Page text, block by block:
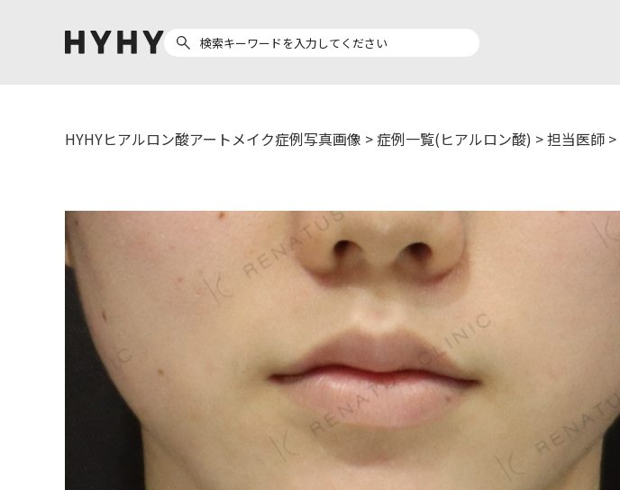
医療脱毛症例一覧
アートメイク症例一覧
クリニック一覧
医師一覧
担当医師から探す
Preparation
ザーフ(XERF)
HYHYヒアルロン酸アートメイク症例写真画像 >症例一覧(ヒアルロン酸) >担当医師 >